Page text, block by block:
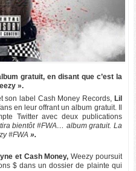
gratuit, en disant que c’est la
».
son label Cash Money Records, Lil
en leur offrant un album gratuit. Il
Twitter avec deux publications
bientôt #FWA… album gratuit. La
#FWA ».
et Cash Money, Weezy poursuit
$ dans un dossier de plainte qui